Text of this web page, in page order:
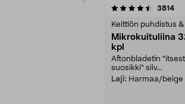
3814
Keittiön puhdistus
Mikrokuituliina
kpl
Aftonbladetin
suosikki" siiv...
Laji: Harmaa/beige
4.5viidestä